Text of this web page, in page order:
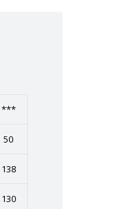
***
50
138
130